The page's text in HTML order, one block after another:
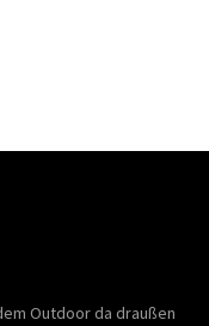
Outdoor da draußen